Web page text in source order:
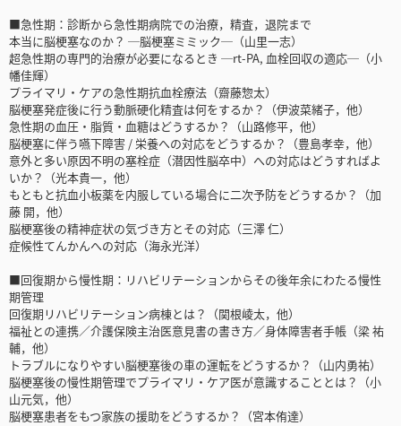
■急性期：診断から急性期病院での治療，精査，退院まで
本当に脳梗塞なのか？ ─脳梗塞ミミック─（山里一志）
超急性期の専門的治療が必要になるとき ─rt-PA, 血栓回収の適応─（小
幡佳輝）
プライマリ・ケアの急性期抗血栓療法（齋藤惣太）
脳梗塞発症後に行う動脈硬化精査は何をするか？（伊波菜緒子，他）
急性期の血圧・脂質・血糖はどうするか？（山路修平，他）
脳梗塞に伴う嚥下障害 / 栄養への対応をどうするか？（豊島孝幸，他）
意外と多い原因不明の塞栓症（潜因性脳卒中）への対応はどうすればよ
いか？（光本貴一，他）
もともと抗血小板薬を内服している場合に二次予防をどうするか？（加
藤 開，他）
脳梗塞後の精神症状の気づき方とその対応（三澤 仁）
症候性てんかんへの対応（海永光洋）
■回復期から慢性期：リハビリテーションからその後年余にわたる慢性
期管理
回復期リハビリテーション病棟とは？（関根崚太，他）
福祉との連携／介護保険主治医意見書の書き方／身体障害者手帳（梁 祐
輔，他）
トラブルになりやすい脳梗塞後の車の運転をどうするか？（山内勇祐）
脳梗塞後の慢性期管理でプライマリ・ケア医が意識することとは？（小
山元気，他）
脳梗塞患者をもつ家族の援助をどうするか？（宮本侑達）